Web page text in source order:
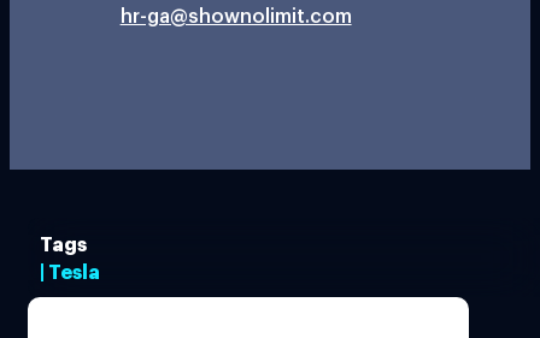
hr-ga@shownolimit.com
Tags
| Tesla